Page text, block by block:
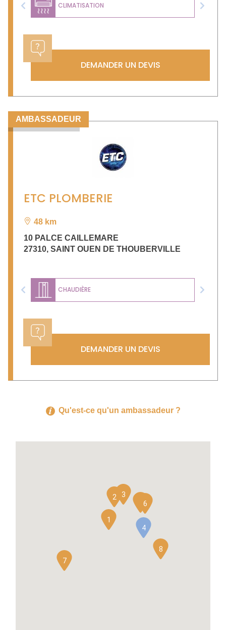
CLIMATISATION
Previous Next
DEMANDER UN DEVIS
AMBASSADEUR
ETC PLOMBERIE
48 km
10 PALCE CAILLEMARE
27310, SAINT OUEN DE THOUBERVILLE
CHAUDIÈRE
Previous Next
DEMANDER UN DEVIS
Qu'est-ce qu'un ambassadeur ?
1
2 3
4
6
7
8